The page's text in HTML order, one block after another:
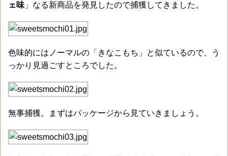
ェ味 」なる新商品を発見したので捕獲してきました。
色味的にはノーマルの「きなこもち」と似ているので、う
っかり見過ごすところでした。
無事捕獲。まずはパッケージから見ていきましょう。